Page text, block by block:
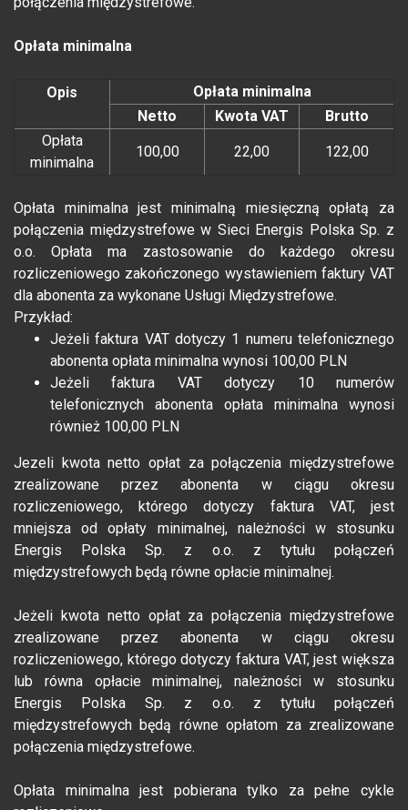
Opłata minimalna
Opis
Opłata minimalna
Netto
Kwota VAT
Brutto
Opłata
minimalna
100,00 22,00 122,00
Opłata minimalna jest minimalną miesięczną opłatą za
połączenia międzystrefowe w Sieci Energis Polska Sp. z
o.o. Opłata ma zastosowanie do każdego okresu
rozliczeniowego zakończonego wystawieniem faktury VAT
dla abonenta za wykonane Usługi Międzystrefowe.
Przykład:
Jeżeli faktura VAT dotyczy 1 numeru telefonicznego
abonenta opłata minimalna wynosi 100,00 PLN
Jeżeli faktura VAT dotyczy 10 numerów
telefonicznych abonenta opłata minimalna wynosi
również 100,00 PLN
Jezeli kwota netto opłat za połączenia międzystrefowe
zrealizowane przez abonenta w ciągu okresu
rozliczeniowego, którego dotyczy faktura VAT, jest
mniejsza od opłaty minimalnej, należności w stosunku
Energis Polska Sp. z o.o. z tytułu połączeń
międzystrefowych będą równe opłacie minimalnej.
Jeżeli kwota netto opłat za połączenia międzystrefowe
zrealizowane przez abonenta w ciągu okresu
rozliczeniowego, którego dotyczy faktura VAT, jest większa
lub równa opłacie minimalnej, należności w stosunku
Energis Polska Sp. z o.o. z tytułu połączeń
międzystrefowych będą równe opłatom za zrealizowane
połączenia międzystrefowe.
Opłata minimalna jest pobierana tylko za pełne cykle